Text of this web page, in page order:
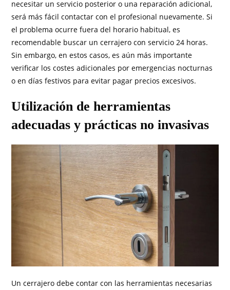
necesitar un servicio posterior o una reparación adicional,
será más fácil contactar con el profesional nuevamente. Si
el problema ocurre fuera del horario habitual, es
recomendable buscar un cerrajero con servicio 24 horas.
Sin embargo, en estos casos, es aún más importante
verificar los costes adicionales por emergencias nocturnas
o en días festivos para evitar pagar precios excesivos.
Utilización de herramientas
adecuadas y prácticas no invasivas
Un cerrajero debe contar con las herramientas necesarias